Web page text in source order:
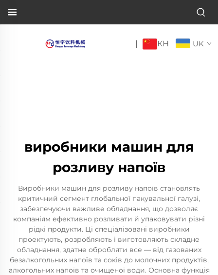
| КН UK
виробники машин для
розливу напоїв
Виробники машин для розливу напоїв становлять
критичний сегмент глобальної пакувальної галузі,
забезпечуючи важливе обладнання, що дозволяє
компаніям ефективно розливати й упаковувати різні
рідкі продукти. Ці спеціалізовані виробники
проектують, розробляють і виготовляють складне
обладнання, здатне обробляти все — від газованих
безалкогольних напоїв та соків до молочних продуктів,
алкогольних напоїв та очищеної води. Основна функція